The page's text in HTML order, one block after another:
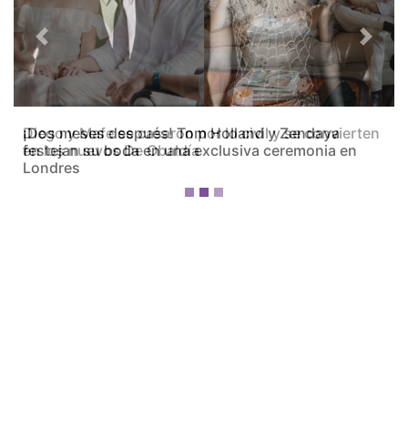
Diego y Mafe se casaron por lo civil y se convierten
en los nuevos De Obaldía
Previous Next